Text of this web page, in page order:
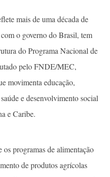
mais de uma década de
o governo do Brasil, tem
do Programa Nacional de
pelo FNDE/MEC,
movimenta educação,
e desenvolvimento social
e Caribe.
programas de alimentação
de produtos agrícolas